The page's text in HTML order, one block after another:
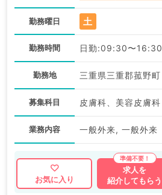
勤務曜日 土
勤務時間 日勤:09:30〜16:30
勤務地 三重県三重郡菰野町
募集科目 皮膚科、美容皮膚科
業務内容 一般外来, 一般外来
お気に入り
求人を
紹介してもらう